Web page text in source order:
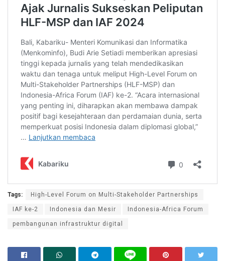
Tags: High-Level Forum on Multi-Stakeholder Partnerships
IAF ke-2 Indonesia dan Mesir Indonesia-Africa Forum
pembangunan infrastruktur digital